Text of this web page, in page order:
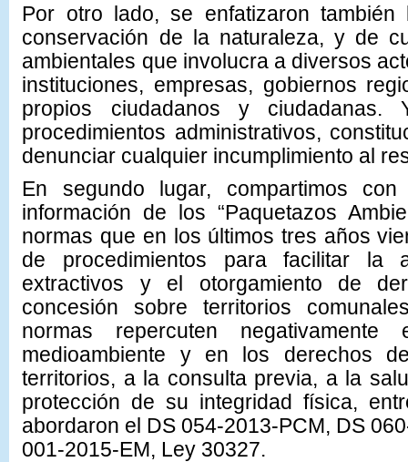
Por otro lado, se enfatizaron
conservación de la naturaleza, y de
ambientales que involucra a diversos
instituciones, empresas, gobiernos
propios ciudadanos y
procedimientos administrativos,
denunciar cualquier incumplimiento al
En segundo lugar, compartimos
información de los “Paquetazos
normas que en los últimos tres años
de procedimientos para facilitar la
extractivos y el otorgamiento de
concesión sobre territorios
normas repercuten
medioambiente y en los derechos
territorios, a la consulta previa, a la
protección de su integridad física,
abordaron el DS 054-2013-PCM, DS
001-2015-EM, Ley 30327.